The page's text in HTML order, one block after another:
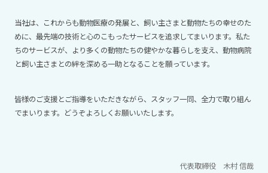
当社は、これからも動物医療の発展と、飼い主さまと動物たちの幸せのた
めに、最先端の技術と心のこもったサービスを追求してまいります。私た
ちのサービスが、より多くの動物たちの健やかな暮らしを支え、動物病院
と飼い主さまとの絆を深める一助となることを願っています。
皆様のご支援とご指導をいただきながら、スタッフ一同、全力で取り組ん
でまいります。どうぞよろしくお願いいたします。
代表取締役 木村 信哉